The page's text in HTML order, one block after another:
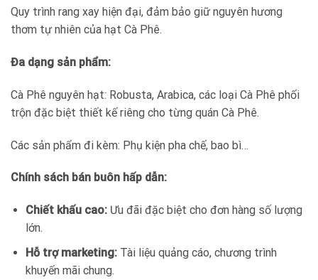
Quy trình rang xay hiện đại, đảm bảo giữ nguyên hương
thơm tự nhiên của hạt Cà Phê.
Đa dạng sản phẩm:
Cà Phê nguyên hạt: Robusta, Arabica, các loại Cà Phê phối
trộn đặc biệt thiết kế riêng cho từng quán Cà Phê.
Các sản phẩm đi kèm: Phụ kiện pha chế, bao bì…
Chính sách bán buôn hấp dẫn:
Chiết khấu cao:Ưu đãi đặc biệt cho đơn hàng số lượng
lớn.
Hỗ trợ marketing:Tài liệu quảng cáo, chương trình
khuyến mãi chung.